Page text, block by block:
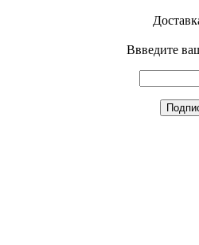
Ввведите